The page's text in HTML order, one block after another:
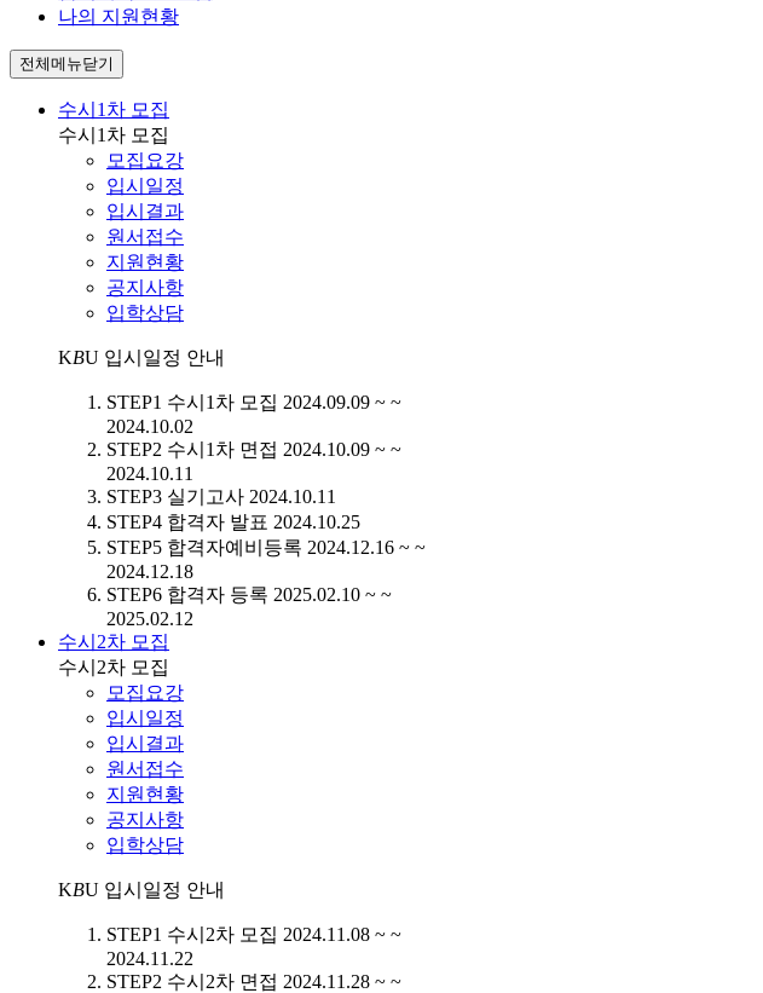
나의 지원현황
전체메뉴닫기
수시1차 모집
수시1차 모집
모집요강
입시일정
입시결과
원서접수
지원현황
공지사항
입학상담
KBU 입시일정 안내
STEP1 수시1차 모집 2024.09.09 ~ ~
2024.10.02
STEP2 수시1차 면접 2024.10.09 ~ ~
2024.10.11
STEP3 실기고사 2024.10.11
STEP4 합격자 발표 2024.10.25
STEP5 합격자예비등록 2024.12.16 ~ ~
2024.12.18
STEP6 합격자 등록 2025.02.10 ~ ~
2025.02.12
수시2차 모집
수시2차 모집
모집요강
입시일정
입시결과
원서접수
지원현황
공지사항
입학상담
KBU 입시일정 안내
STEP1 수시2차 모집 2024.11.08 ~ ~
2024.11.22
STEP2 수시2차 면접 2024.11.28 ~ ~